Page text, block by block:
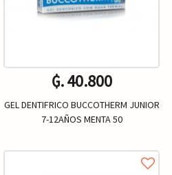
₲. 40.800
GEL DENTIFRICO BUCCOTHERM JUNIOR
7-12AÑOS MENTA 50